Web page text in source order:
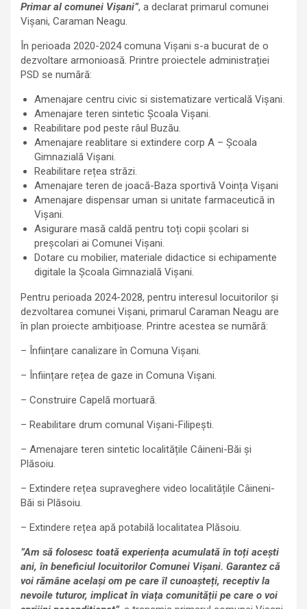
Primar al comunei Vișani”, a declarat primarul comunei
Vișani, Caraman Neagu.
În perioada 2020-2024 comuna Vișani s-a bucurat de o
dezvoltare armonioasă. Printre proiectele administrației
PSD se numără:
Amenajare centru civic si sistematizare verticală Vișani.
Amenajare teren sintetic Școala Vișani.
Reabilitare pod peste râul Buzău.
Amenajare reablitare si extindere corp A – Școala
Gimnazială Vișani.
Reabilitare rețea străzi.
Amenajare teren de joacă-Baza sportivă Voința Vișani
Amenajare dispensar uman si unitate farmaceutică in
Vișani.
Asigurare masă caldă pentru toți copii școlari si
preșcolari ai Comunei Vișani.
Dotare cu mobilier, materiale didactice si echipamente
digitale la Școala Gimnazială Vișani.
Pentru perioada 2024-2028, pentru interesul locuitorilor și
dezvoltarea comunei Vișani, primarul Caraman Neagu are
în plan proiecte ambițioase. Printre acestea se numără:
– Înființare canalizare în Comuna Vișani.
– Înființare rețea de gaze in Comuna Vișani.
– Construire Capelă mortuară.
– Reabilitare drum comunal Vișani-Filipești.
– Amenajare teren sintetic localitățile Câineni-Băi și
Plăsoiu.
– Extindere rețea supraveghere video localitățile Câineni-
Băi si Plăsoiu.
– Extindere rețea apă potabilă localitatea Plăsoiu.
”Am să folosesc toată experiența acumulată în toți acești
ani, în beneficiul locuitorilor Comunei Vișani. Garantez că
voi rămâne același om pe care îl cunoașteți, receptiv la
nevoile tuturor, implicat în viața comunității pe care o voi